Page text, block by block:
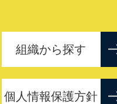
組織から探す
個人情報保護方針